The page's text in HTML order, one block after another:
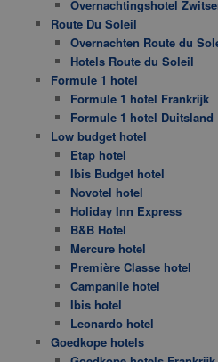
Overnachtingshotel
Route Du Soleil
Overnachten Route du
Hotels Route du Soleil
Formule 1 hotel
Formule 1 hotel Frankrijk
Formule 1 hotel Duitsland
Low budget hotel
Etap hotel
Ibis Budget hotel
Novotel hotel
Holiday Inn Express
B&B Hotel
Mercure hotel
Première Classe hotel
Campanile hotel
Ibis hotel
Leonardo hotel
Goedkope hotels